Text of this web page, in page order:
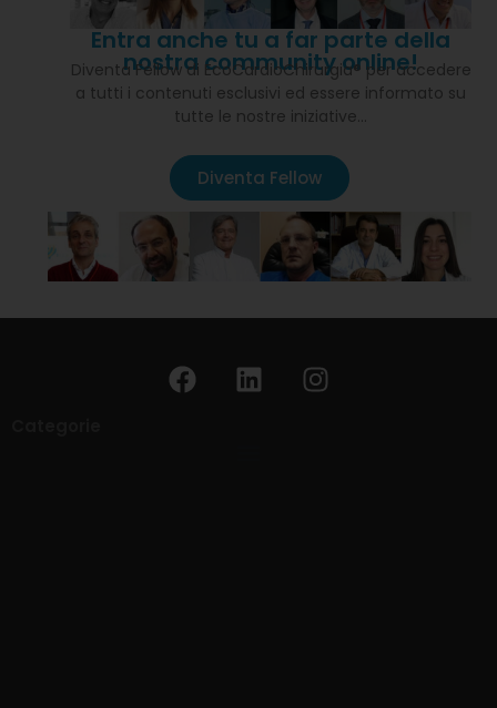
Entra anche tu a far parte della
nostra community online!
Diventa Fellow di EcoCardioChirurgia® per accedere
a tutti i contenuti esclusivi ed essere informato su
tutte le nostre iniziative…
Diventa Fellow